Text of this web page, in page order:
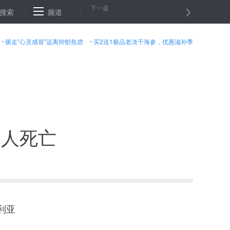
拉克总理正式宣布摩苏尔全面解放 国际油价１０日上涨
搜索 频道 下一篇
驱走"心灵感冒"远离抑郁焦虑 买2送1极品老淡干海参，优惠滋补季
死亡
亚